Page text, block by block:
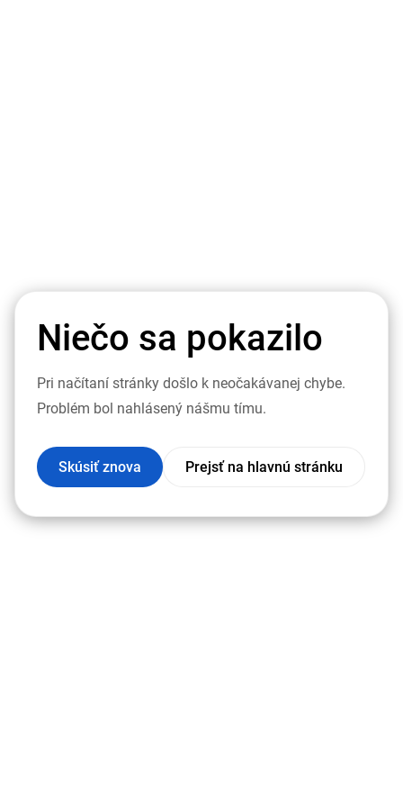
Niečo sa pokazilo
Pri načítaní stránky došlo k neočakávanej chybe.
Problém bol nahlásený nášmu tímu.
Skúsiť znova Prejsť na hlavnú stránku